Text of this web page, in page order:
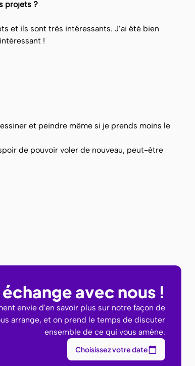
projets ?
et ils sont très intéressants. J’ai été bien
!
et peindre même si je prends moins le
de pouvoir voler de nouveau, peut-être
avec nous !
envie d'en savoir plus sur notre façon de
arrange, et on prend le temps de discuter
ensemble de ce qui vous amène.
Choisissez votre date